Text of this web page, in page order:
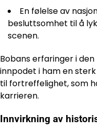
En følelse av
besluttsomhet til å
scenen.
Bobans erfaringer i
innpodet i ham en
til fortreffelighet, som
karrieren.
Innvirkning av